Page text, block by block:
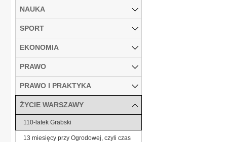
NAUKA
SPORT
EKONOMIA
PRAWO
PRAWO I PRAKTYKA
ŻYCIE WARSZAWY
110-latek Grabski
13 miesięcy przy Ogrodowej, czyli czas